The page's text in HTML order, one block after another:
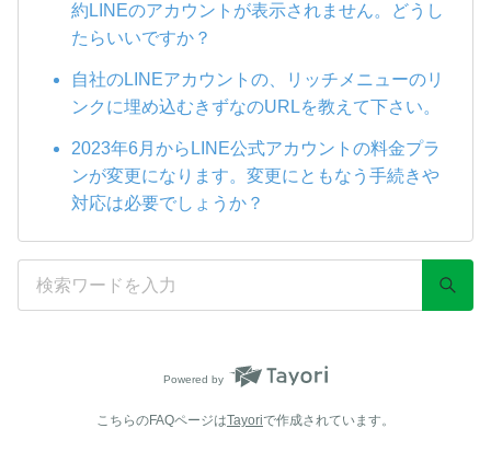
約LINEのアカウントが表示されません。どうし
たらいいですか？
自社のLINEアカウントの、リッチメニューのリ
ンクに埋め込むきずなのURLを教えて下さい。
2023年6月からLINE公式アカウントの料金プラ
ンが変更になります。変更にともなう手続きや
対応は必要でしょうか？
Powered by
こちらのFAQページはTayoriで作成されています。